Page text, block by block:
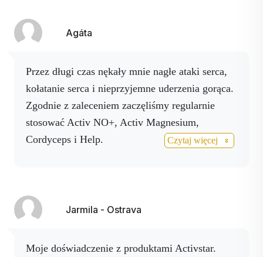
Więc z całego serca polecam spożywanie
wszystkich produktów na własną rękę .... Na
wyników z produktami Activstar.
nadgarstku. O 9:00 zmierzyłem ciśnienie i
wynosiło 136/83, o 11:30 zmierzyłem je
Agáta
Przez długi czas nękały mnie nagłe ataki serca,
kołatanie serca i nieprzyjemne uderzenia gorąca.
Zgodnie z zaleceniem zaczęliśmy regularnie
stosować Activ NO+, Activ Magnesium,
Cordyceps i Help.
bardzo dobre. Dziś czujemy się znacznie lepiej i
jesteśmy bardzo zadowoleni z pozytywnych
Dziękuję ❤️
Czytaj więcej
Jarmila - Ostrava
Moje doświadczenie z produktami Activstar.